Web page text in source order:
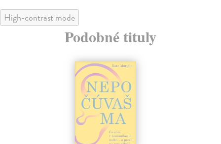
High-contrast mode
Podobné tituly